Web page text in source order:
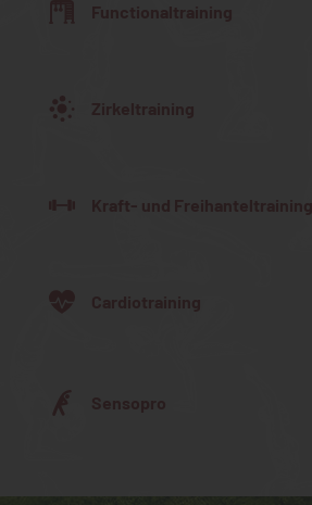
Functionaltraining
Zirkeltraining
Kraft- und Freihanteltraining
Cardiotraining